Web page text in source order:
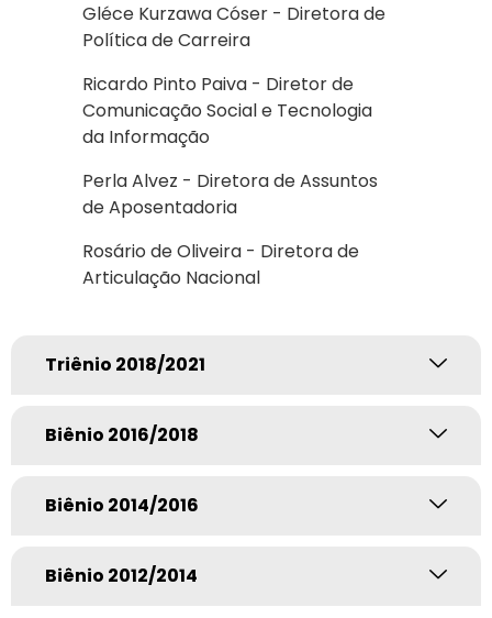
Gléce Kurzawa Cóser - Diretora de
Política de Carreira
Ricardo Pinto Paiva - Diretor de
Comunicação Social e Tecnologia
da Informação
Perla Alvez - Diretora de Assuntos
de Aposentadoria
Rosário de Oliveira - Diretora de
Articulação Nacional
Triênio 2018/2021
Biênio 2016/2018
Biênio 2014/2016
Biênio 2012/2014